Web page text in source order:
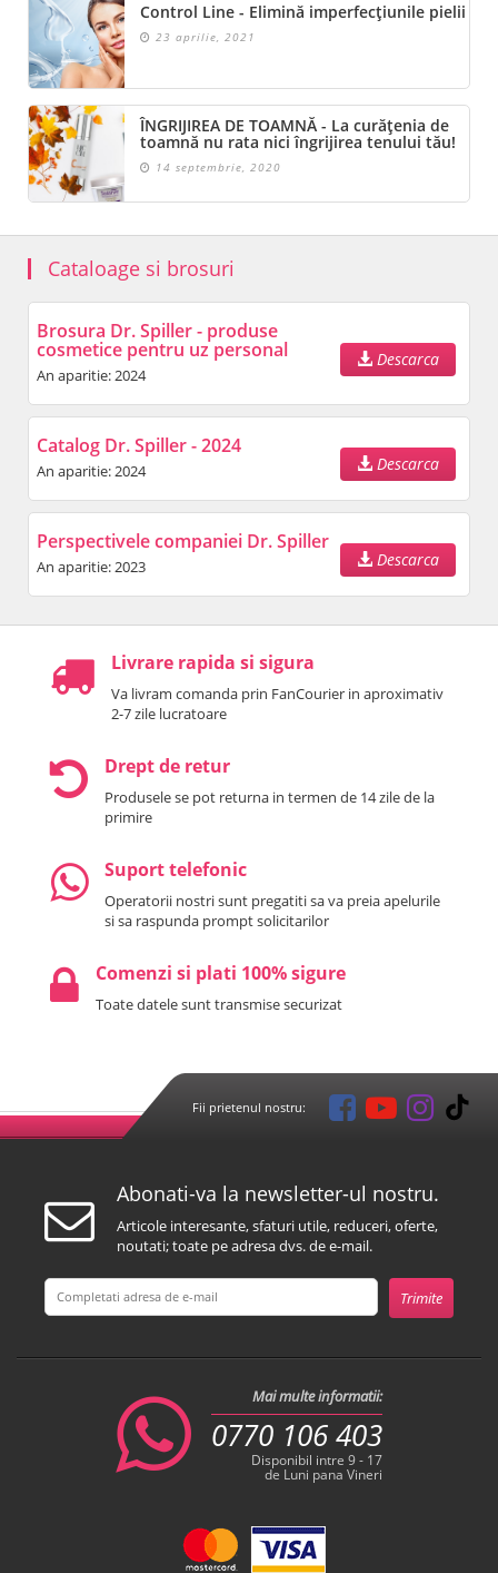
Control Line - Elimină imperfecțiunile pielii
23 aprilie, 2021
ÎNGRIJIREA DE TOAMNĂ - La curățenia de
toamnă nu rata nici îngrijirea tenului tău!
14 septembrie, 2020
Cataloage si brosuri
Brosura Dr. Spiller - produse
cosmetice pentru uz personal
An aparitie: 2024
Descarca
Catalog Dr. Spiller - 2024
An aparitie: 2024 Descarca
Perspectivele companiei Dr. Spiller
An aparitie: 2023 Descarca
Livrare rapida si sigura
Va livram comanda prin FanCourier in aproximativ
2-7 zile lucratoare
Drept de retur
Produsele se pot returna in termen de 14 zile de la
primire
Suport telefonic
Operatorii nostri sunt pregatiti sa va preia apelurile
si sa raspunda prompt solicitarilor
Comenzi si plati 100% sigure
Toate datele sunt transmise securizat
Fii prietenul nostru:
Abonati-va la newsletter-ul nostru.
Articole interesante, sfaturi utile, reduceri, oferte,
noutati; toate pe adresa dvs. de e-mail.
Mai multe informatii:
0770 106 403
Disponibil intre 9 - 17
de Luni pana Vineri